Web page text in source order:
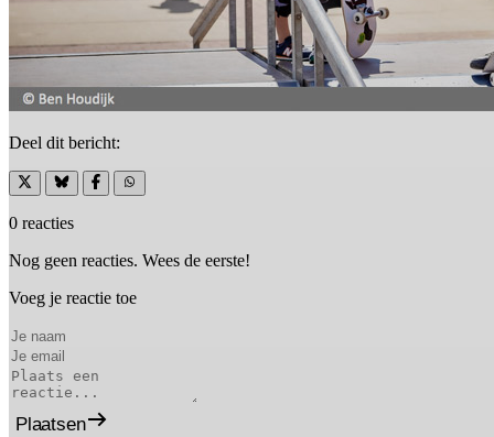
Deel dit bericht:
0 reacties
Nog geen reacties. Wees de eerste!
Voeg je reactie toe
Plaatsen